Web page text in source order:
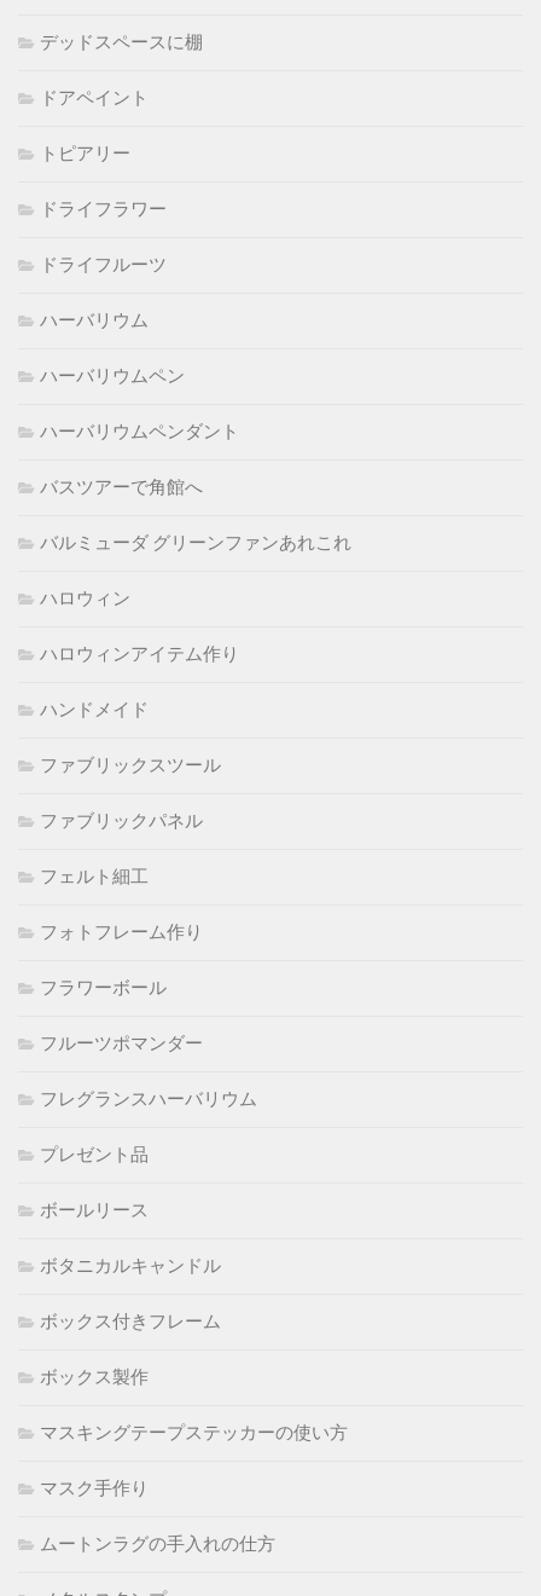
デッドスペースに棚
ドアペイント
トピアリー
ドライフラワー
ドライフルーツ
ハーバリウム
ハーバリウムペン
ハーバリウムペンダント
バスツアーで角館へ
バルミューダ グリーンファンあれこれ
ハロウィン
ハロウィンアイテム作り
ハンドメイド
ファブリックスツール
ファブリックパネル
フェルト細工
フォトフレーム作り
フラワーボール
フルーツポマンダー
フレグランスハーバリウム
プレゼント品
ボールリース
ボタニカルキャンドル
ボックス付きフレーム
ボックス製作
マスキングテープステッカーの使い方
マスク手作り
ムートンラグの手入れの仕方